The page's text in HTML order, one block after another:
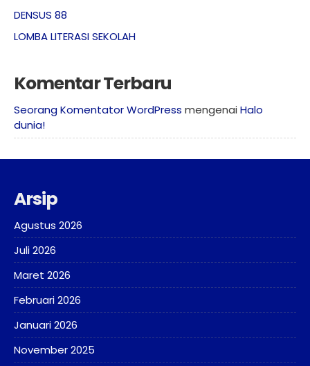
DENSUS 88
LOMBA LITERASI SEKOLAH
Komentar Terbaru
Seorang Komentator WordPress mengenai Halo
dunia!
Arsip
Agustus 2026
Juli 2026
Maret 2026
Februari 2026
Januari 2026
November 2025